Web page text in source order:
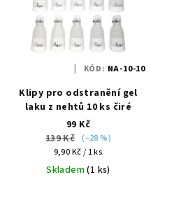
Klipy pro odstranění gel
laku z nehtů 10 ks čiré
99 Kč
139 Kč (–28 %)
Měrná
cena:
9,90 Kč / 1 ks
Skladem(1 ks)
KÓD: NA-10-10